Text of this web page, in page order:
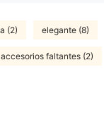
(2) elegante (8)
accesorios faltantes (2)